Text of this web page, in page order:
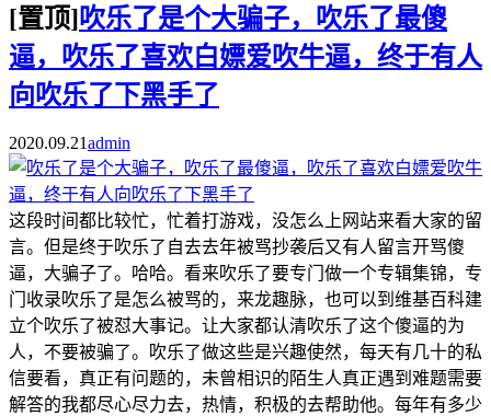
[置顶]吹乐了是个大骗子，吹乐了最傻
逼，吹乐了喜欢白嫖爱吹牛逼，终于有人
向吹乐了下黑手了
2020.09.21admin
这段时间都比较忙，忙着打游戏，没怎么上网站来看大家的留
言。但是终于吹乐了自去去年被骂抄袭后又有人留言开骂傻
逼，大骗子了。哈哈。看来吹乐了要专门做一个专辑集锦，专
门收录吹乐了是怎么被骂的，来龙趣脉，也可以到维基百科建
立个吹乐了被怼大事记。让大家都认清吹乐了这个傻逼的为
人，不要被骗了。吹乐了做这些是兴趣使然，每天有几十的私
信要看，真正有问题的，未曾相识的陌生人真正遇到难题需要
解答的我都尽心尽力去，热情，积极的去帮助他。每年有多少